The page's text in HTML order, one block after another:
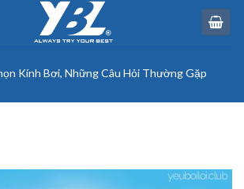
Kính Bơi, Những Câu Hỏi Thường Gặp